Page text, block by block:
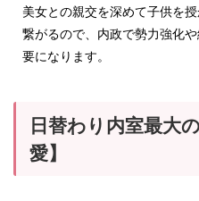
美女との親交を深めて子供を
繋がるので、内政で勢力強化
要になります。
日替わり内室最大
愛】